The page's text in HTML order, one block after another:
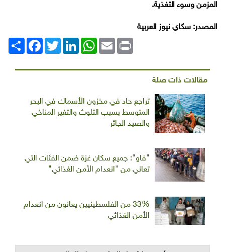
المزمن وسوء التغذية.
المصدر: سكاي نيوز العربية
انشر
FacebookTwitterLinkedIn
WhatsAppEmail Print
مقالات ذات صلة
تراجع حاد في مخزون الأسماك في البحر
المتوسط بسبب التلوث والتغير المناخي
والصيد الجائر
"فاو": جميع سكان غزة ضمن الفئات التي
تعاني من "انعدام الأمن الغذائي"
33% من الفلسطينيين يعانون من انعدام
الأمن الغذائي